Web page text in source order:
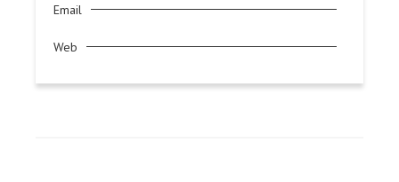
Email
Web